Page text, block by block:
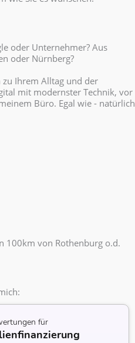
oder Unternehmer? Aus
oder Nürnberg?
zu Ihrem Alltag und der
mit modernster Technik, vor
Büro. Egal wie - natürlich
100km von Rothenburg o.d.
für